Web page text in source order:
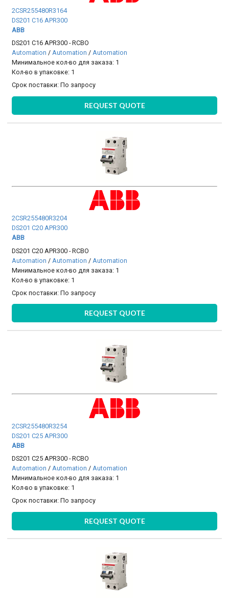
2CSR255480R3164
DS201 C16 APR300
ABB
DS201 C16 APR300 - RCBO
Automation /Automation /Automation
Минимальное кол-во для заказа: 1
Кол-во в упаковке: 1
Срок поставки:По запросу
REQUEST QUOTE
2CSR255480R3204
DS201 C20 APR300
ABB
DS201 C20 APR300 - RCBO
Automation / Automation / Automation
Минимальное кол-во для заказа: 1
Кол-во в упаковке: 1
Срок поставки:По запросу
REQUEST QUOTE
2CSR255480R3254
DS201 C25 APR300
ABB
DS201 C25 APR300 - RCBO
Automation /Automation /Automation
Минимальное кол-во для заказа: 1
Кол-во в упаковке: 1
Срок поставки:По запросу
REQUEST QUOTE